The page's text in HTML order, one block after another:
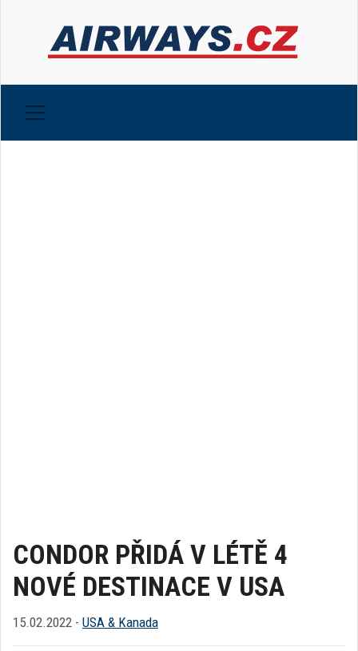
CONDOR PŘIDÁ V LÉTĚ 4
NOVÉ DESTINACE V USA
15.02.2022 - USA & Kanada